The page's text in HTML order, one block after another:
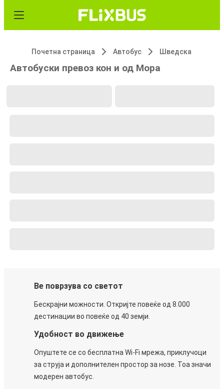
Почетна страница Автобус Шведска
Автобуски превоз кон и од Мора
Ве поврзува со светот
Бескрајни можности. Откријте повеќе од 8.000
дестинации во повеќе од 40 земји.
Удобност во движење
Опуштете се со бесплатна Wi-Fi мрежа, приклучоци
за струја и дополнителен простор за нозе. Тоа значи
модерен автобус.